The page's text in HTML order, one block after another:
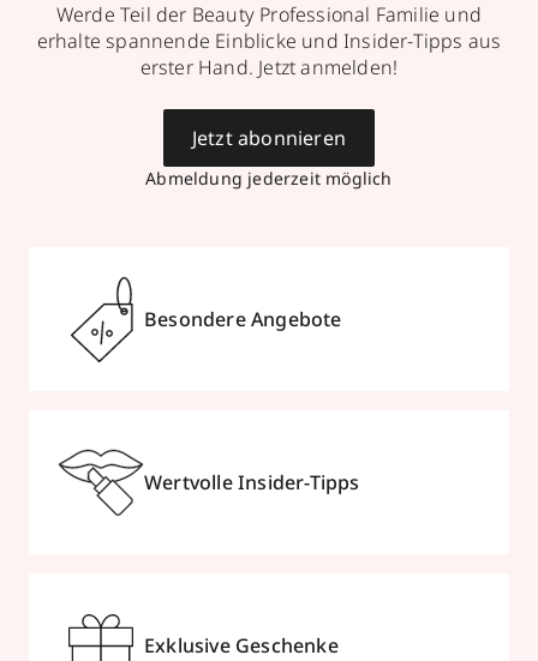
Werde Teil der Beauty Professional Familie und
erhalte spannende Einblicke und Insider-Tipps aus
erster Hand. Jetzt anmelden!
Abmeldung jederzeit möglich
Jetzt abonnieren
Besondere Angebote
Wertvolle Insider-Tipps
Exklusive Geschenke